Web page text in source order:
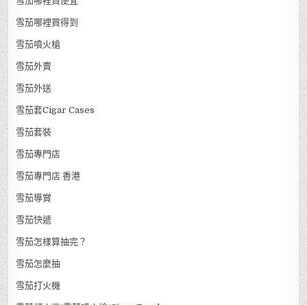
雪茄哪裡買得到
雪茄噴火槍
雪茄外賣
雪茄外送
雪茄套Cigar Cases
雪茄套裝
雪茄專門店
雪茄專門店 香港
雪茄導賞
雪茄快遞
雪茄怎樣算抽完？
雪茄怎麼抽
雪茄打火機